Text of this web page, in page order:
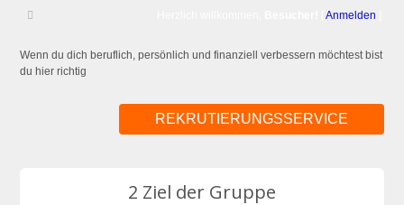
Anmelden
Wenn du dich beruflich, persönlich und finanziell verbessern möchtest bist
du hier richtig
REKRUTIERUNGSSERVICE
2 Ziel der Gruppe